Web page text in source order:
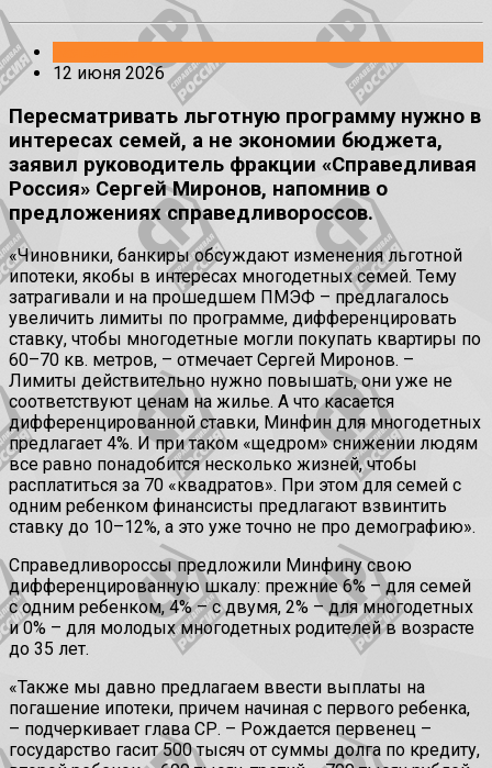
12 июня 2026
Пересматривать льготную программу нужно в
интересах семей, а не экономии бюджета,
заявил руководитель фракции «Справедливая
Россия» Сергей Миронов, напомнив о
предложениях справедливороссов.
«Чиновники, банкиры обсуждают изменения льготной
ипотеки, якобы в интересах многодетных семей. Тему
затрагивали и на прошедшем ПМЭФ – предлагалось
увеличить лимиты по программе, дифференцировать
ставку, чтобы многодетные могли покупать квартиры по
60–70 кв. метров, – отмечает Сергей Миронов. –
Лимиты действительно нужно повышать, они уже не
соответствуют ценам на жилье. А что касается
дифференцированной ставки, Минфин для многодетных
предлагает 4%. И при таком «щедром» снижении людям
все равно понадобится несколько жизней, чтобы
расплатиться за 70 «квадратов». При этом для семей с
одним ребенком финансисты предлагают взвинтить
ставку до 10–12%, а это уже точно не про демографию».
Справедливороссы предложили Минфину свою
дифференцированную шкалу: прежние 6% – для семей
с одним ребенком, 4% – с двумя, 2% – для многодетных
и 0% – для молодых многодетных родителей в возрасте
до 35 лет.
«Также мы давно предлагаем ввести выплаты на
погашение ипотеки, причем начиная с первого ребенка,
– подчеркивает глава СР. – Рождается первенец –
государство гасит 500 тысяч от суммы долга по кредиту,